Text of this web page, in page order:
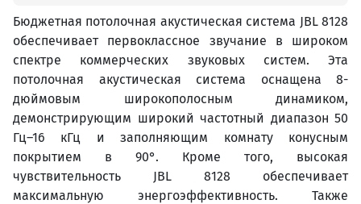
Бюджетная потолочная акустическая система JBL 8128
обеспечивает первоклассное звучание в широком
спектре коммерческих звуковых систем. Эта
потолочная акустическая система оснащена 8-
дюймовым широкополосным динамиком,
демонстрирующим широкий частотный диапазон 50
Гц–16 кГц и заполняющим комнату конусным
покрытием в 90°. Кроме того, высокая
чувствительность JBL 8128 обеспечивает
максимальную энергоэффективность. Также